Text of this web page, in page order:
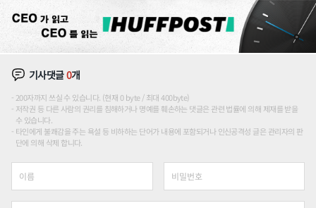
기사댓글0개
200자까지 쓰실 수 있습니다. (현재 0 byte / 최대 400byte)
저작권 등 다른 사람의 권리를 침해하거나 명예를 훼손하는 댓글은 관련 법률에 의해 제재를 받을
수 있습니다.
타인에게 불쾌감을 주는 욕설 등 비하하는 단어가 내용에 포함되거나 인신공격성 글은 관리자의 판
단에 의해 삭제 합니다.